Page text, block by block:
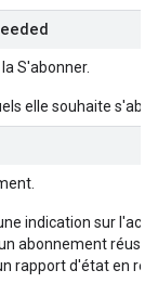
S'abonner.
elle souhaite
indication sur
abonnement
rapport d'état en